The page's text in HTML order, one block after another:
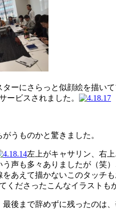
ーにさらっと似顔絵を描い
ービスされました。
うものかと驚きました。
左上がキャサリン、右
声も多々ありましたが（笑
あえて描かないこのタッチも
くださったこんなイラストも
後まで辞めずに残ったのは